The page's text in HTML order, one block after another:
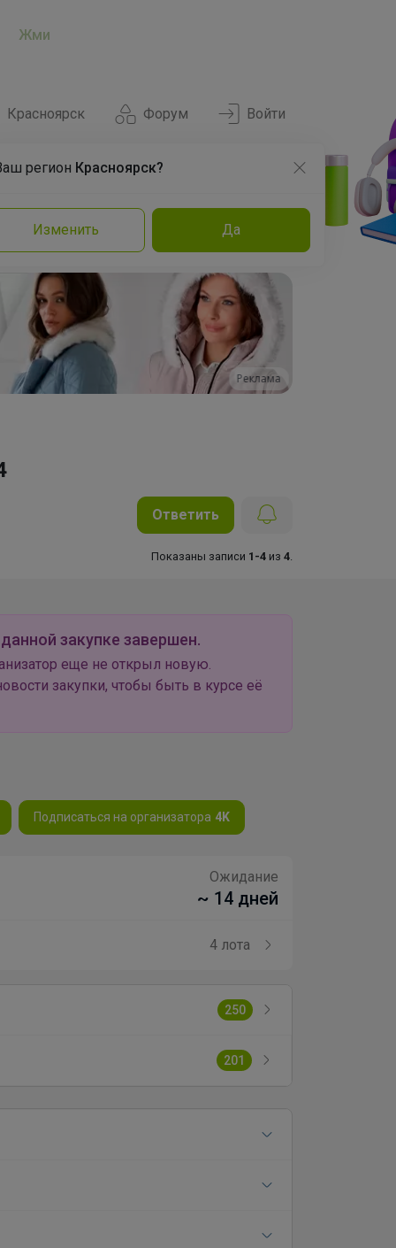
Жми
Форум
Красноярск
регион Красноярск?
Изменить Да
Войти
Команда Эксперты
Реклама
Ответить
Показаны записи 1-4 из 4
закупке завершен.
еще не открыл новую.
закупки, чтобы быть в курсе её
Подписаться на организатора 4K
Ожидание
~ 14 дней
4 лота
250
201